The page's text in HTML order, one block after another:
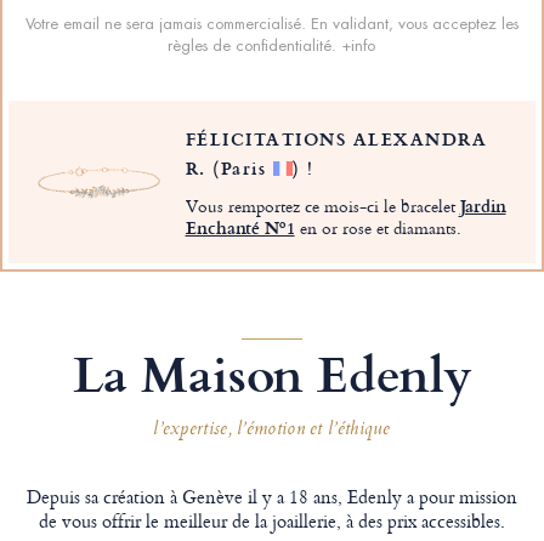
Votre email ne sera jamais commercialisé. En validant, vous acceptez les
règles de confidentialité. +info
FÉLICITATIONS ALEXANDRA
R. (Paris ) !
Vous remportez ce mois-ci le braceletJardin
Enchanté Nº1 en or rose et diamants.
La Maison Edenly
l’expertise, l’émotion et l’éthique
Depuis sa création à Genève il y a 18 ans, Edenly a pour mission
de vous offrir le meilleur de la joaillerie, à des prix accessibles.